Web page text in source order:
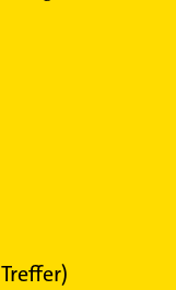
Treffer)